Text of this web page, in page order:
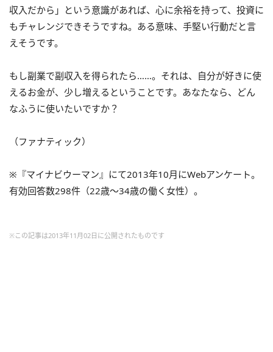
収入だから」という意識があれば、心に余裕を持って、投資に
もチャレンジできそうですね。ある意味、手堅い行動だと言
えそうです。
もし副業で副収入を得られたら……。それは、自分が好きに使
えるお金が、少し増えるということです。あなたなら、どん
なふうに使いたいですか？
（ファナティック）
※『マイナビウーマン』にて2013年10月にWebアンケート。
有効回答数298件（22歳～34歳の働く女性）。
※この記事は2013年11月02日に公開されたものです